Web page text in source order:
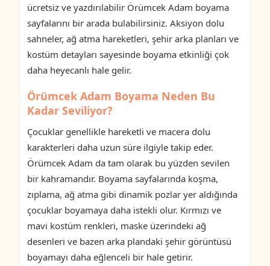
ücretsiz ve yazdırılabilir Örümcek Adam boyama
sayfalarını bir arada bulabilirsiniz. Aksiyon dolu
sahneler, ağ atma hareketleri, şehir arka planları ve
kostüm detayları sayesinde boyama etkinliği çok
daha heyecanlı hale gelir.
Örümcek Adam Boyama Neden Bu
Kadar Seviliyor?
Çocuklar genellikle hareketli ve macera dolu
karakterleri daha uzun süre ilgiyle takip eder.
Örümcek Adam da tam olarak bu yüzden sevilen
bir kahramandır. Boyama sayfalarında koşma,
zıplama, ağ atma gibi dinamik pozlar yer aldığında
çocuklar boyamaya daha istekli olur. Kırmızı ve
mavi kostüm renkleri, maske üzerindeki ağ
desenleri ve bazen arka plandaki şehir görüntüsü
boyamayı daha eğlenceli bir hale getirir.